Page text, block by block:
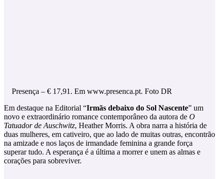
Presença – € 17,91. Em www.presenca.pt. Foto DR
Em destaque na Editorial “Irmãs debaixo do Sol Nascente” um
novo e extraordinário romance contemporâneo da autora de O
Tatuador de Auschwitz, Heather Morris. A obra narra a história de
duas mulheres, em cativeiro, que ao lado de muitas outras, encontrão
na amizade e nos laços de irmandade feminina a grande força
superar tudo. A esperança é a última a morrer e unem as almas e
corações para sobreviver.